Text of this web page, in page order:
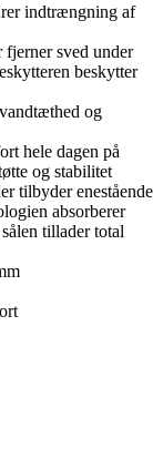
indtrængning af
sved under
beskytter
og
hele dagen på
og stabilitet
tilbyder enestående
absorberer
tillader total